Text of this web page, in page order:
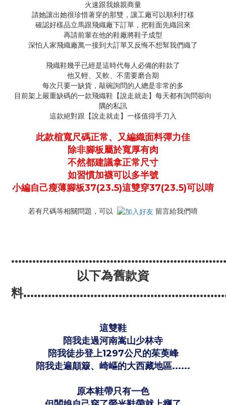
火速跟我娘親商量
請她讓出她很珍惜著穿的那雙，讓工廠可以順利打樣
確認好樣品立馬跟飛織廠下訂單，把鞋面先織回來
再請前輩在他的鞋廠將鞋子成型
深怕人家飛織廠萬一接到大訂單又反悔不想幫我們織了
飛織鞋幾乎已經是這時代每人必備的鞋款了
他又輕、又軟、不需要磨合期
每次只要一缺貨，敲碗詢問的人總是非常的多
目前架上嚴重缺碼的一款飛織鞋【說走就走】每天都有詢問卻向
隅的私訊
這款絕對跟【說走就走】一樣值得手刀入
此款楦寬尺碼正常、又編織面料彈力佳
除非腳板屬於寬厚有肉
不然都建議拿正常尺寸
如習慣加襪可以多半號
小編自己瘦薄腳板37(23.5)這雙穿37(23.5)可以唷
若有尺碼等相關問題，可以 留言給我們唷
以下為舊款資
料
這雙鞋
陪我走過河南嵩山少林寺
陪我徒步登上1297公尺的茱萸峰
陪我走遍顛簸、崎嶇的大西藏地區......
原本鞋帶只有一色